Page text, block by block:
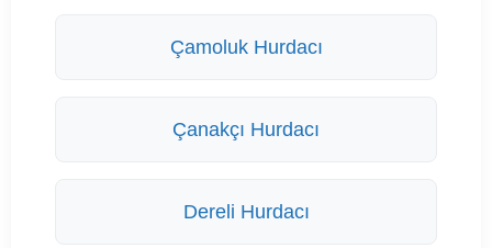
Çamoluk Hurdacı
Çanakçı Hurdacı
Dereli Hurdacı